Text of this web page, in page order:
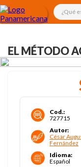
¿Qué
EL MÉTODO
Cod.:
727715
Autor:
César
Fernández
Idioma:
Español